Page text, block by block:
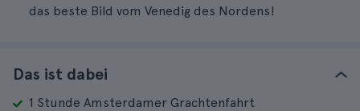
das beste Bild vom Venedig des Nordens!
Das ist dabei
1 Stunde Amsterdamer Grachtenfahrt